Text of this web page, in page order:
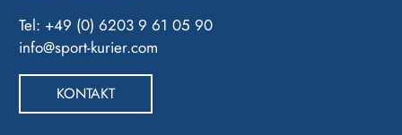
Tel: +49 (0) 6203 9 61 05 90
info@sport-kurier.com
KONTAKT